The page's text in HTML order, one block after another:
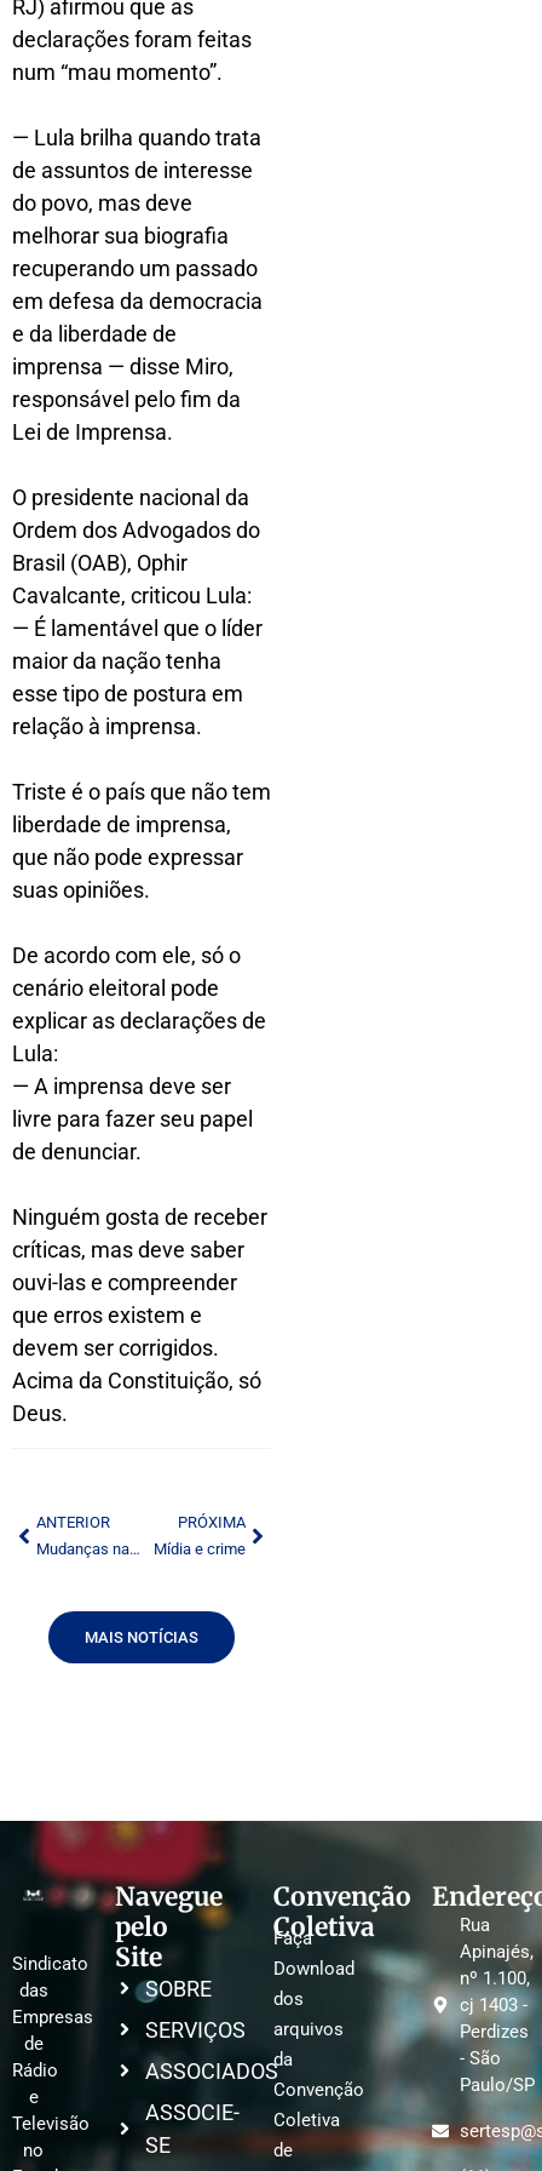
RJ) afirmou que as
declarações foram feitas
num “mau momento”.
— Lula brilha quando trata
de assuntos de interesse
do povo, mas deve
melhorar sua biografia
recuperando um passado
em defesa da democracia
e da liberdade de
imprensa — disse Miro,
responsável pelo fim da
Lei de Imprensa.
O presidente nacional da
Ordem dos Advogados do
Brasil (OAB), Ophir
Cavalcante, criticou Lula:
— É lamentável que o líder
maior da nação tenha
esse tipo de postura em
relação à imprensa.
Triste é o país que não tem
liberdade de imprensa,
que não pode expressar
suas opiniões.
De acordo com ele, só o
cenário eleitoral pode
explicar as declarações de
Lula:
— A imprensa deve ser
livre para fazer seu papel
de denunciar.
Ninguém gosta de receber
críticas, mas deve saber
ouvi-las e compreender
que erros existem e
devem ser corrigidos.
Acima da Constituição, só
Deus.
ANTERIOR
Mudanças na lei autoral
PRÓXIMA
Mídia e crime
MAIS NOTÍCIAS
Sindicato
das
Empresas
de
Rádio
e
Televisão
no
Navegue
pelo
Site
SOBRE
SERVIÇOS
ASSOCIADOS
ASSOCIE-
SE
Convenção
Coletiva
Faça
Download
dos
arquivos
da
Convenção
Coletiva
de
Rua
Apinajés,
nº 1.100,
cj 1403 -
Perdizes
- São
Paulo/SP